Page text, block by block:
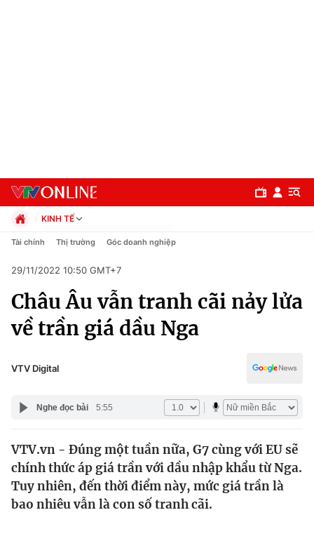
Chuyên mục
Chính trị
Pháp luật
Thế giới
Tin tức
KINH TẾ
Chính trị
Pháp luật
Kinh tế
Thể thao
Truyền hình
Y tế
Công nghệ
Tài chính Thị trường Góc doanh nghiệp
29/11/2022 10:50 GMT+7
Châu Âu vẫn tranh cãi nảy lửa
về trần giá dầu Nga
VTV Digital
Nghe đọc bài 5:55
VTV.vn - Đúng một tuần nữa, G7 cùng với EU sẽ
chính thức áp giá trần với dầu nhập khẩu từ Nga.
Tuy nhiên, đến thời điểm này, mức giá trần là
bao nhiêu vẫn là con số tranh cãi.